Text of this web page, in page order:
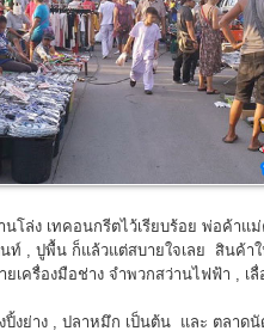
โล่ง เทคอนกรีตไว้เรียบร้อย พ่อค้า
นท์ , ปูพื้น ก็แล้วแต่สบายใจเลย สินค้า
เครื่องมือช่าง จำพวกสว่านไฟฟ้า , เ
ย่าง , ปลาหมึก เป็นต้น และ ตลาดนั